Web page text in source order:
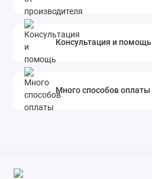
Консультация и помощь
Много способов оплаты